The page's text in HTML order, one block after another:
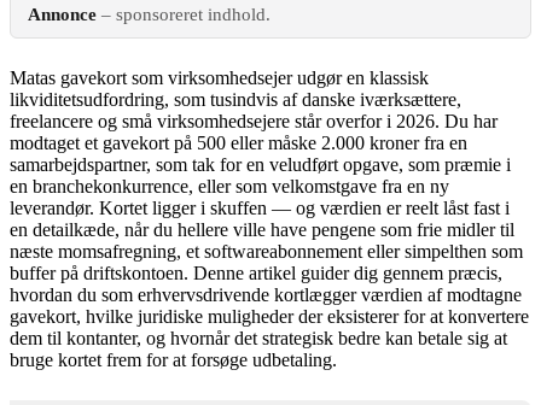
Annonce – sponsoreret indhold.
Matas gavekort som virksomhedsejer udgør en klassisk
likviditetsudfordring, som tusindvis af danske iværksættere,
freelancere og små virksomhedsejere står overfor i 2026. Du har
modtaget et gavekort på 500 eller måske 2.000 kroner fra en
samarbejdspartner, som tak for en veludført opgave, som præmie i
en branchekonkurrence, eller som velkomstgave fra en ny
leverandør. Kortet ligger i skuffen — og værdien er reelt låst fast i
en detailkæde, når du hellere ville have pengene som frie midler til
næste momsafregning, et softwareabonnement eller simpelthen som
buffer på driftskontoen. Denne artikel guider dig gennem præcis,
hvordan du som erhvervsdrivende kortlægger værdien af modtagne
gavekort, hvilke juridiske muligheder der eksisterer for at konvertere
dem til kontanter, og hvornår det strategisk bedre kan betale sig at
bruge kortet frem for at forsøge udbetaling.